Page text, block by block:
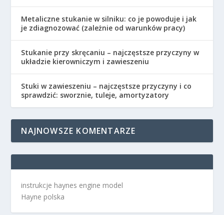
Metaliczne stukanie w silniku: co je powoduje i jak
je zdiagnozować (zależnie od warunków pracy)
Stukanie przy skręcaniu – najczęstsze przyczyny w
układzie kierowniczym i zawieszeniu
Stuki w zawieszeniu – najczęstsze przyczyny i co
sprawdzić: sworznie, tuleje, amortyzatory
NAJNOWSZE KOMENTARZE
instrukcje haynes engine model
Hayne polska